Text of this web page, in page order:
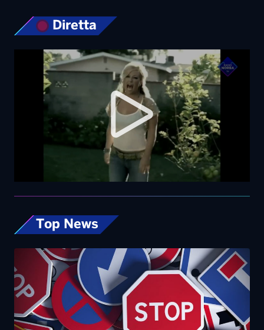
Diretta
Top News